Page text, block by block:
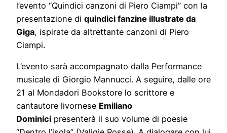
l’evento “Quindici canzoni di Piero Ciampi” con la
presentazione di quindici fanzine illustrate da
Giga, ispirate da altrettante canzoni di Piero
Ciampi.
L’evento sarà accompagnato dalla Performance
musicale di Giorgio Mannucci. A seguire, dalle ore
21 al Mondadori Bookstore lo scrittore e
cantautore livornese Emiliano
Dominici presenterà il suo volume di poesie